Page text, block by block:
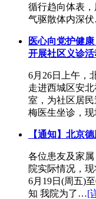
循行趋向体表
气驱散体内深
医心向党护健
开展社区义诊活
6月26日上午，
走进西城区安
室，为社区居
梅医生坐诊，
【通知】北京
各位患友及家
院实际情况，
6月19日(周五)
知 我院为了…[